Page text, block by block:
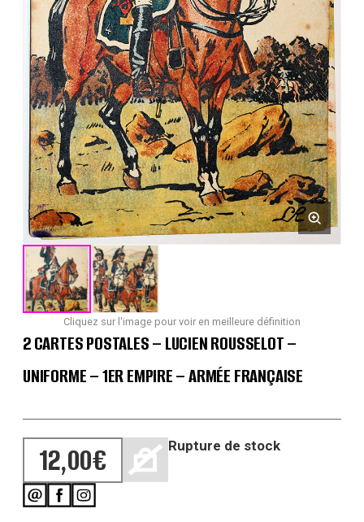
Cliquez sur l'image pour voir en meilleure définition
2 CARTES POSTALES – LUCIEN ROUSSELOT –
UNIFORME – 1ER EMPIRE – ARMÉE FRANÇAISE
12,00€ Rupture de stock